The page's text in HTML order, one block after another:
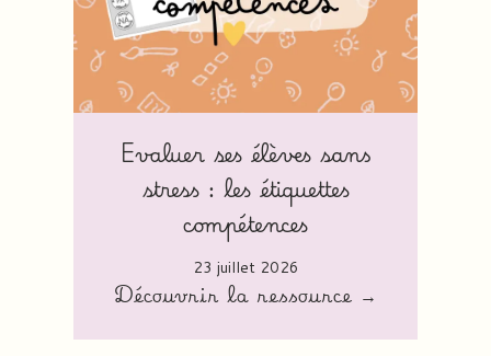
Evaluer ses élèves sans
stress : les étiquettes
compétences
23 juillet 2026
Découvrir la ressource →